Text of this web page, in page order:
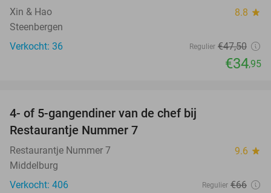
Xin & Hao 8.8 star
Steenbergen
Verkocht: 36
Regulier €47,50
€34,95
4- of 5-gangendiner van de chef bij
Restaurantje Nummer 7
Restaurantje Nummer 7 9.6 star
Middelburg
Verkocht: 406
Regulier €66